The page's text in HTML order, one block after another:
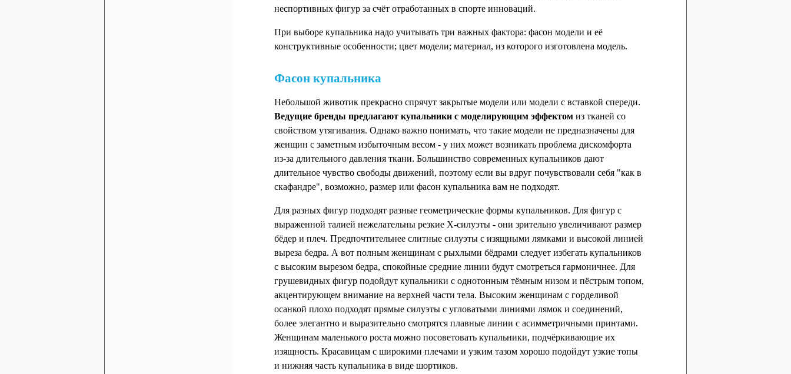
неспортивных фигур за счёт отработанных в спорте инноваций.
При выборе купальника надо учитывать три важных фактора: фасон модели и её
конструктивные особенности; цвет модели; материал, из которого изготовлена модель.
Фасон купальника
Небольшой животик прекрасно спрячут закрытые модели или модели с вставкой спереди.
Ведущие бренды предлагают купальники с моделирующим эффектом из тканей со
свойством утягивания. Однако важно понимать, что такие модели не предназначены для
женщин с заметным избыточным весом - у них может возникать проблема дискомфорта
из-за длительного давления ткани. Большинство современных купальников дают
длительное чувство свободы движений, поэтому если вы вдруг почувствовали себя "как в
скафандре", возможно, размер или фасон купальника вам не подходят.
Для разных фигур подходят разные геометрические формы купальников. Для фигур с
выраженной талией нежелательны резкие X-силуэты - они зрительно увеличивают размер
бёдер и плеч. Предпочтительнее слитные силуэты с изящными лямками и высокой линией
выреза бедра. А вот полным женщинам с рыхлыми бёдрами следует избегать купальников
с высоким вырезом бедра, спокойные средние линии будут смотреться гармоничнее. Для
грушевидных фигур подойдут купальники с однотонным тёмным низом и пёстрым топом,
акцентирующем внимание на верхней части тела. Высоким женщинам с горделивой
осанкой плохо подходят прямые силуэты с угловатыми линиями лямок и соединений,
более элегантно и выразительно смотрятся плавные линии с асимметричными принтами.
Женщинам маленького роста можно посоветовать купальники, подчёркивающие их
изящность. Красавицам с широкими плечами и узким тазом хорошо подойдут узкие топы
и нижняя часть купальника в виде шортиков.